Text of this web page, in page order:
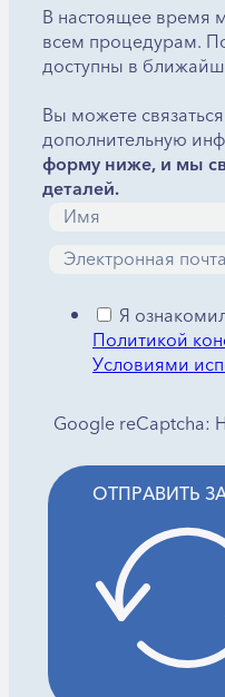
В настоящее
всем процедурам.
доступны в
Вы можете
дополнительную
форму ниже, и мы
деталей.
Я
Политикой
Условиями
Google reCaptcha:
ОТПРАВИТЬ